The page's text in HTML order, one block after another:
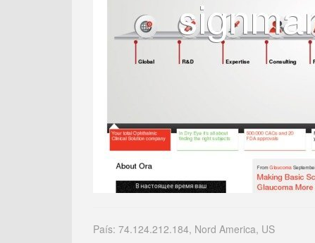
País: 74.124.212.184, Nord America, US